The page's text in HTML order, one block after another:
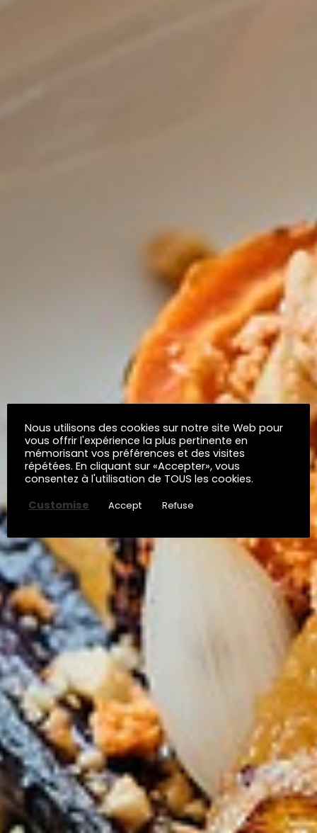
Nous utilisons des cookies sur notre site Web pour
vous offrir l'expérience la plus pertinente en
mémorisant vos préférences et des visites
répétées. En cliquant sur «Accepter», vous
consentez à l'utilisation de TOUS les cookies.
Customise
Accept Refuse